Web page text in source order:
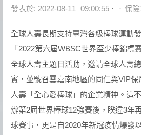
發表於: 2022-08-11 09:00:55 保
全球人壽長期支持臺灣各級棒球運動
「2022第六屆WBSC世界盃少棒錦標
全球人壽主題日活動，邀請全球人壽
賓，並號召雲嘉南地區的同仁與VIP
人壽「全心愛棒球」的企業精神。這
辦第2屆世界棒球12強賽後，睽違3年
球賽事，更是自2020年新冠疫情爆發